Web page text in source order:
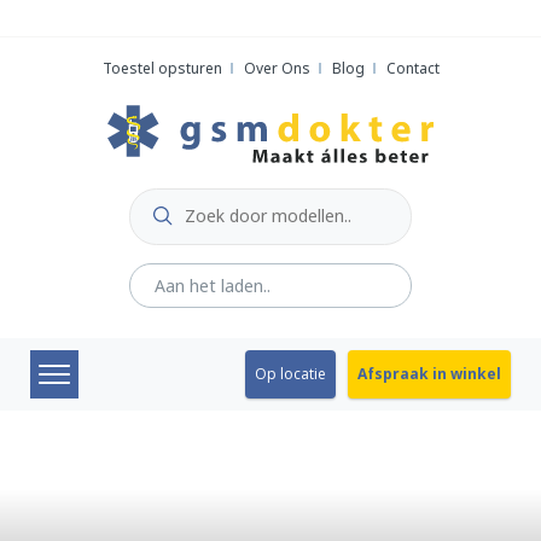
Toestel opsturen Over Ons Blog Contact
Op locatie Afspraak in winkel